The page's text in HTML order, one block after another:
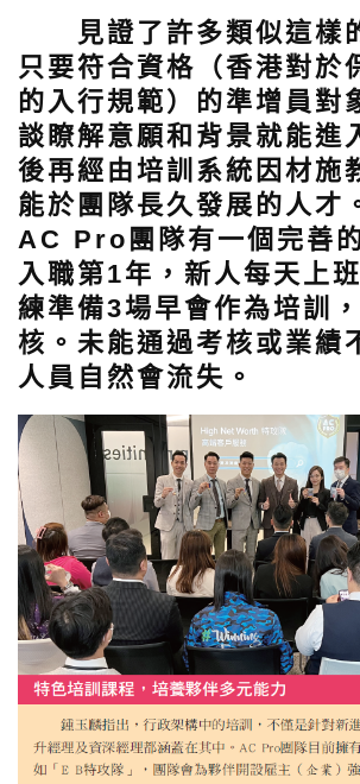
見證了許多類似這樣
只要符合資格（香港對於
的入行規範）的準增員對
談瞭解意願和背景就能進
後再經由培訓系統因材施
能於團隊長久發展的人才
AC Pro團隊有一個完善
入職第1年，新人每天上
練準備3場早會作為培訓
核。未能通過考核或業績
人員自然會流失。